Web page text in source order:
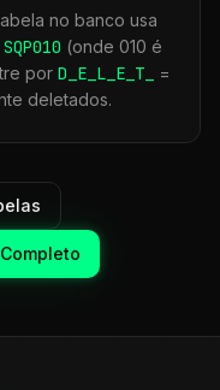
no banco usa
SQP010 (onde 010 é
por D_E_L_E_T_
=
deletados.